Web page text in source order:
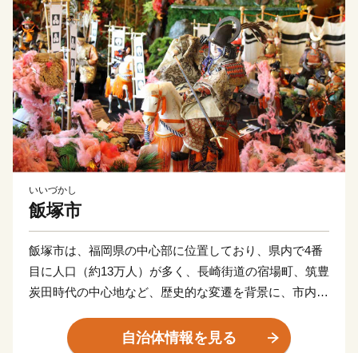
いいづかし
飯塚市
飯塚市は、福岡県の中心部に位置しており、県内で4番
目に人口（約13万人）が多く、長崎街道の宿場町、筑豊
炭田時代の中心地など、歴史的な変遷を背景に、市内に
市民が安心して暮らせる健幸都市(けんこうとし)を目指
自治体情報を見る